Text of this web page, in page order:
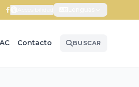
Contacto BUSCAR